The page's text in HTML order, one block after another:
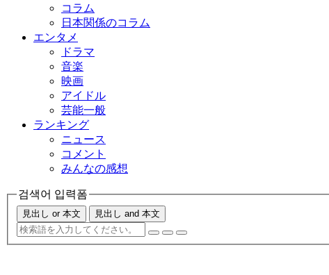
コラム
日本関係のコラム
エンタメ
ドラマ
音楽
映画
アイドル
芸能一般
ランキング
ニュース
コメント
みんなの感想
검색어 입력폼
見出し or 本文 見出し and 本文